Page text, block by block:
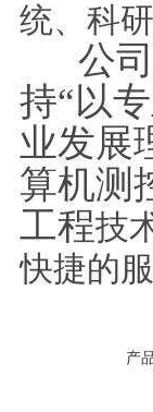
统、科
公司
持“以
业发展
算机测
工程技
快捷的
产